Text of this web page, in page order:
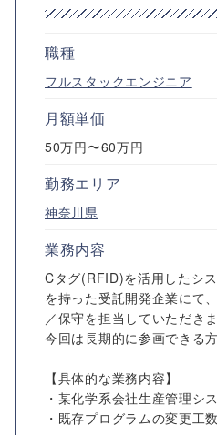
職種
フルスタックエンジニア
月額単価
50万円〜60万円
勤務エリア
神奈川県
業務内容
Cタグ(RFID)を活用したシ
を持った受託開発企業にて
／保守を担当していただきま
今回は長期的に参画できる
【具体的な業務内容】
・某化学系会社生産管理シ
・既存プログラムの変更工